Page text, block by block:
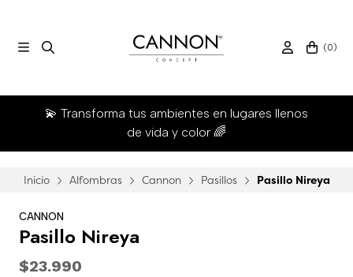
(0)
💫 Transforma tus ambientes en lugares llenos
de vida y color 🌈
Inicio Alfombras Cannon Pasillos Pasillo Nireya
CANNON
Pasillo Nireya
$23.990